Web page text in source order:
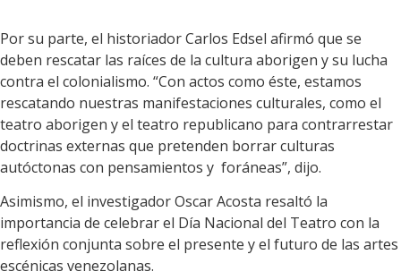
Por su parte, el historiador Carlos Edsel afirmó que se
deben rescatar las raíces de la cultura aborigen y su lucha
contra el colonialismo. “Con actos como éste, estamos
rescatando nuestras manifestaciones culturales, como el
teatro aborigen y el teatro republicano para contrarrestar
doctrinas externas que pretenden borrar culturas
autóctonas con pensamientos y foráneas”, dijo.
Asimismo, el investigador Oscar Acosta resaltó la
importancia de celebrar el Día Nacional del Teatro con la
reflexión conjunta sobre el presente y el futuro de las artes
escénicas venezolanas.